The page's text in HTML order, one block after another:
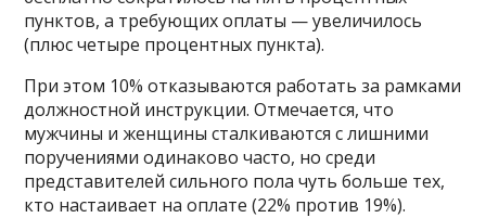
пунктов, а требующих оплаты — увеличилось
(плюс четыре процентных пункта).
При этом 10% отказываются работать за рамками
должностной инструкции. Отмечается, что
мужчины и женщины сталкиваются с лишними
поручениями одинаково часто, но среди
представителей сильного пола чуть больше тех,
кто настаивает на оплате (22% против 19%).